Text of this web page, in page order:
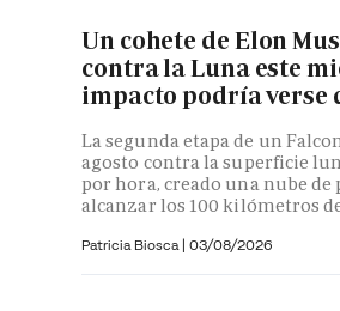
Un cohete de Elon
contra la Luna este
impacto podría verse
La segunda etapa de un
agosto contra la superficie
por hora, creado una nube de
alcanzar los 100 kilómetros
Patricia Biosca | 03/08/2026